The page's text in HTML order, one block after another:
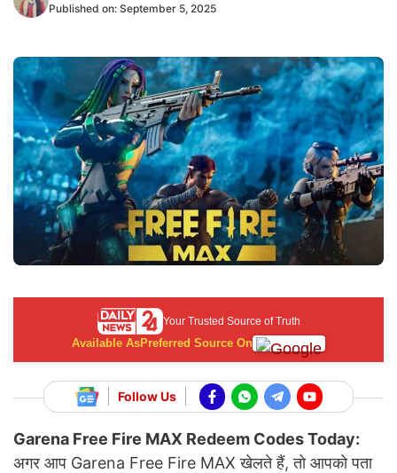
Published on: September 5, 2025
Your Trusted Source of Truth
Available AsPreferred Source On
Follow Us
Garena Free Fire MAX Redeem Codes Today:
अगर आप Garena Free Fire MAX खेलते हैं, तो आपको पता